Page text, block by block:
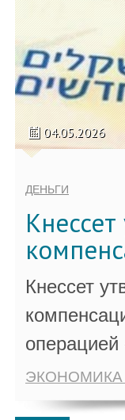
04.05.2026
ДЕНЬГИ
Кнессет
ЭКОНОМИКА